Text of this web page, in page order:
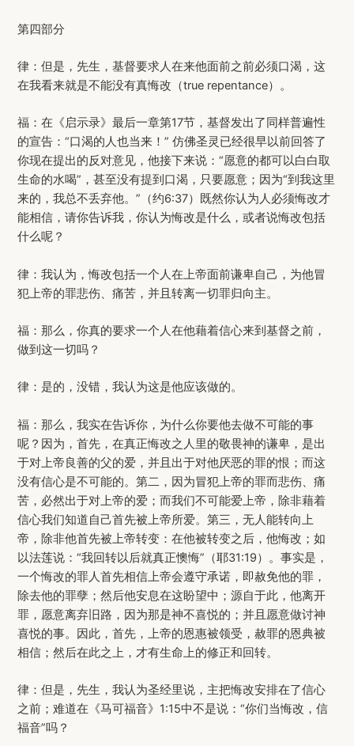
第四部分
律：但是，先生，基督要求人在来他面前之前必须口渴，这
在我看来就是不能没有真悔改（true repentance）。
福：在《启示录》最后一章第17节，基督发出了同样普遍性
的宣告：“口渴的人也当来！” 仿佛圣灵已经很早以前回答了
你现在提出的反对意见，他接下来说：“愿意的都可以白白取
生命的水喝”，甚至没有提到口渴，只要愿意；因为“到我这里
来的，我总不丢弃他。”（约6:37）既然你认为人必须悔改才
能相信，请你告诉我，你认为悔改是什么，或者说悔改包括
什么呢？
律：我认为，悔改包括一个人在上帝面前谦卑自己，为他冒
犯上帝的罪悲伤、痛苦，并且转离一切罪归向主。
福：那么，你真的要求一个人在他藉着信心来到基督之前，
做到这一切吗？
律：是的，没错，我认为这是他应该做的。
福：那么，我实在告诉你，为什么你要他去做不可能的事
呢？因为，首先，在真正悔改之人里的敬畏神的谦卑，是出
于对上帝良善的父的爱，并且出于对他厌恶的罪的恨；而这
没有信心是不可能的。第二，因为冒犯上帝的罪而悲伤、痛
苦，必然出于对上帝的爱；而我们不可能爱上帝，除非藉着
信心我们知道自己首先被上帝所爱。第三，无人能转向上
帝，除非他首先被上帝转变：在他被转变之后，他悔改；如
以法莲说：“我回转以后就真正懊悔”（耶31:19）。事实是，
一个悔改的罪人首先相信上帝会遵守承诺，即赦免他的罪，
除去他的罪孽；然后他安息在这盼望中；源自于此，他离开
罪，愿意离弃旧路，因为那是神不喜悦的；并且愿意做讨神
喜悦的事。因此，首先，上帝的恩惠被领受，赦罪的恩典被
相信；然后在此之上，才有生命上的修正和回转。
律：但是，先生，我认为圣经里说，主把悔改安排在了信心
之前；难道在《马可福音》1:15中不是说：“你们当悔改，信
福音”吗？